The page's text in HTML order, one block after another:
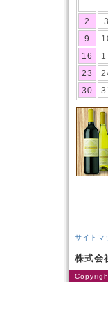
2
3
9
16
23
30
サイトマ
株式会